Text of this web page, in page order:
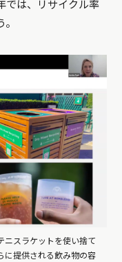
では、リサイクル率
ニスラケットを使い捨て
に提供される飲み物の容